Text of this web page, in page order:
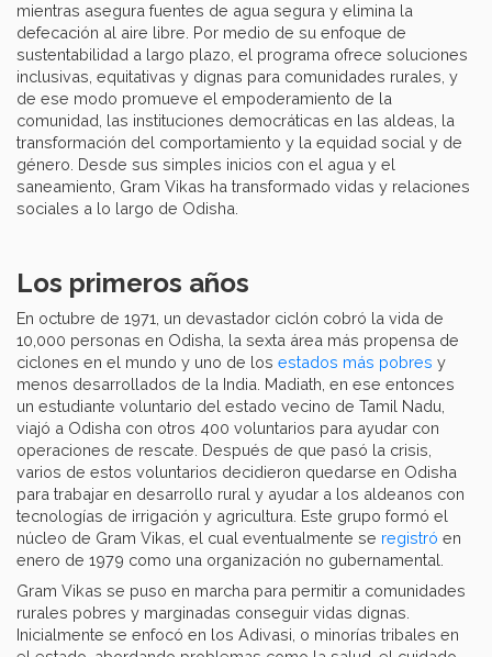
mientras asegura fuentes de agua segura y elimina la
defecación al aire libre. Por medio de su enfoque de
sustentabilidad a largo plazo, el programa ofrece soluciones
inclusivas, equitativas y dignas para comunidades rurales, y
de ese modo promueve el empoderamiento de la
comunidad, las instituciones democráticas en las aldeas, la
transformación del comportamiento y la equidad social y de
género. Desde sus simples inicios con el agua y el
saneamiento, Gram Vikas ha transformado vidas y relaciones
sociales a lo largo de Odisha.
Los primeros años
En octubre de 1971, un devastador ciclón cobró la vida de
10,000 personas en Odisha, la sexta área más propensa de
ciclones en el mundo y uno de los estados más pobres y
menos desarrollados de la India. Madiath, en ese entonces
un estudiante voluntario del estado vecino de Tamil Nadu,
viajó a Odisha con otros 400 voluntarios para ayudar con
operaciones de rescate. Después de que pasó la crisis,
varios de estos voluntarios decidieron quedarse en Odisha
para trabajar en desarrollo rural y ayudar a los aldeanos con
tecnologías de irrigación y agricultura. Este grupo formó el
núcleo de Gram Vikas, el cual eventualmente se registró en
enero de 1979 como una organización no gubernamental.
Gram Vikas se puso en marcha para permitir a comunidades
rurales pobres y marginadas conseguir vidas dignas.
Inicialmente se enfocó en los Adivasi, o minorías tribales en